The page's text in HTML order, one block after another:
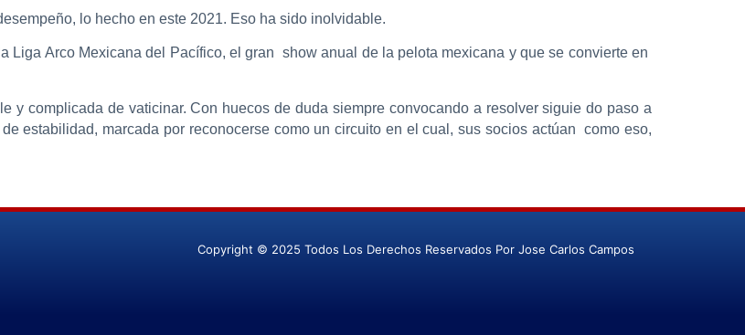
lo hecho en este 2021. Eso ha sido inolvidable.
Liga Arco Mexicana del Pacífico, el gran show anual de la pelota mexicana y que se convierte en
y complicada de vaticinar. Con huecos de duda siempre convocando a resolver siguie do paso a
estabilidad, marcada por reconocerse como un circuito en el cual, sus socios actúan como eso,
Copyright © 2025 Todos Los Derechos Reservados Por Jose Carlos Campos